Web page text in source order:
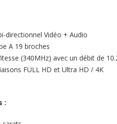
directionnel Vidéo + Audio
A 19 broches
(340MHz) avec un débit de
FULL HD et Ultra HD / 4K
: